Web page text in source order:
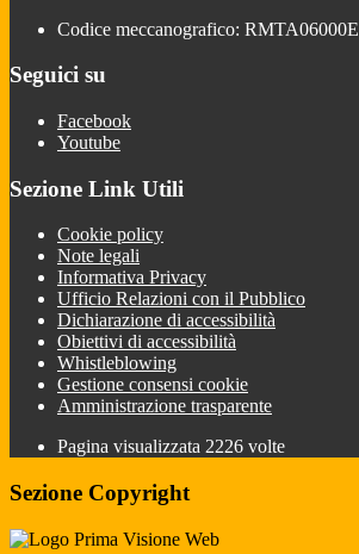
Codice meccanografico: RMTA06000E
Seguici su
Facebook
Youtube
Sezione Link Utili
Cookie policy
Note legali
Informativa Privacy
Ufficio Relazioni con il Pubblico
Dichiarazione di accessibilità
Obiettivi di accessibilità
Whistleblowing
Gestione consensi cookie
Amministrazione trasparente
Pagina visualizzata 2226 volte
Sezione Copyright